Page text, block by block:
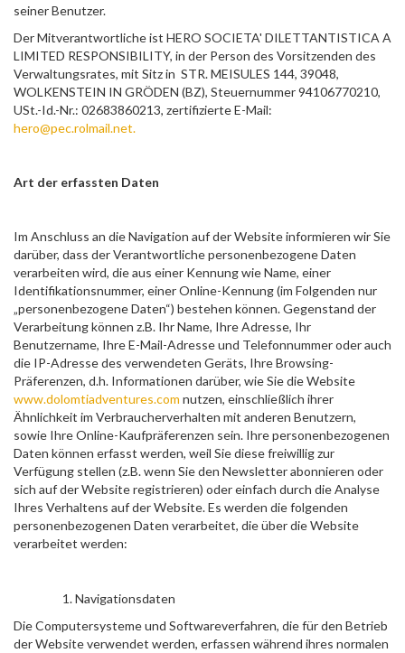
seiner Benutzer.
Der Mitverantwortliche ist HERO SOCIETA' DILETTANTISTICA A
LIMITED RESPONSIBILITY, in der Person des Vorsitzenden des
Verwaltungsrates, mit Sitz in STR. MEISULES 144, 39048,
WOLKENSTEIN IN GRÖDEN (BZ), Steuernummer 94106770210,
USt.-Id.-Nr.: 02683860213, zertifizierte E-Mail:
hero@pec.rolmail.net.
Art der erfassten Daten
Im Anschluss an die Navigation auf der Website informieren wir Sie
darüber, dass der Verantwortliche personenbezogene Daten
verarbeiten wird, die aus einer Kennung wie Name, einer
Identifikationsnummer, einer Online-Kennung (im Folgenden nur
„personenbezogene Daten“) bestehen können. Gegenstand der
Verarbeitung können z.B. Ihr Name, Ihre Adresse, Ihr
Benutzername, Ihre E-Mail-Adresse und Telefonnummer oder auch
die IP-Adresse des verwendeten Geräts, Ihre Browsing-
Präferenzen, d.h. Informationen darüber, wie Sie die Website
www.dolomtiadventures.com nutzen, einschließlich ihrer
Ähnlichkeit im Verbraucherverhalten mit anderen Benutzern,
sowie Ihre Online-Kaufpräferenzen sein. Ihre personenbezogenen
Daten können erfasst werden, weil Sie diese freiwillig zur
Verfügung stellen (z.B. wenn Sie den Newsletter abonnieren oder
sich auf der Website registrieren) oder einfach durch die Analyse
Ihres Verhaltens auf der Website. Es werden die folgenden
personenbezogenen Daten verarbeitet, die über die Website
verarbeitet werden:
Navigationsdaten
Die Computersysteme und Softwareverfahren, die für den Betrieb
der Website verwendet werden, erfassen während ihres normalen